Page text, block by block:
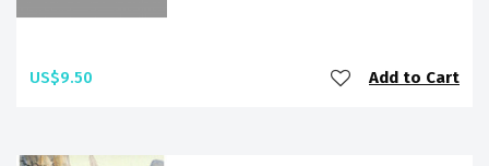
US$9.50 Add to Cart